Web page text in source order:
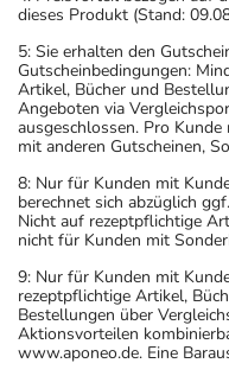
dieses Produkt (Stand:
5: Sie erhalten den
Gutscheinbedingungen:
Artikel, Bücher und
Angeboten via
ausgeschlossen. Pro
mit anderen Gutscheinen,
8: Nur für Kunden mit
berechnet sich abzüglich
Nicht auf rezeptpflichtige
nicht für Kunden mit
9: Nur für Kunden mit
rezeptpflichtige Artikel,
Bestellungen über
Aktionsvorteilen
www.aponeo.de. Eine